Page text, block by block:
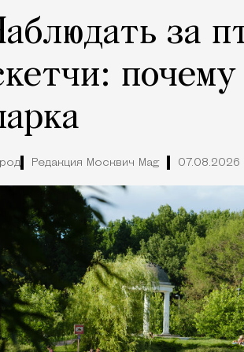
за
Редакция Москвич Mag 07.08.2026